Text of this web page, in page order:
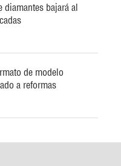
bajará al
de modelo
a reformas